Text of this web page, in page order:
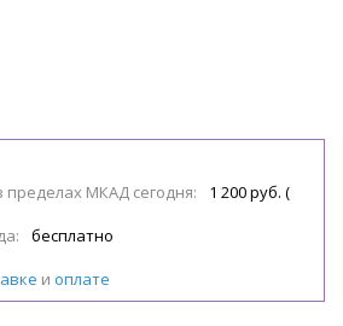
МКАД сегодня:
1 200 руб. (
бесплатно
и оплате